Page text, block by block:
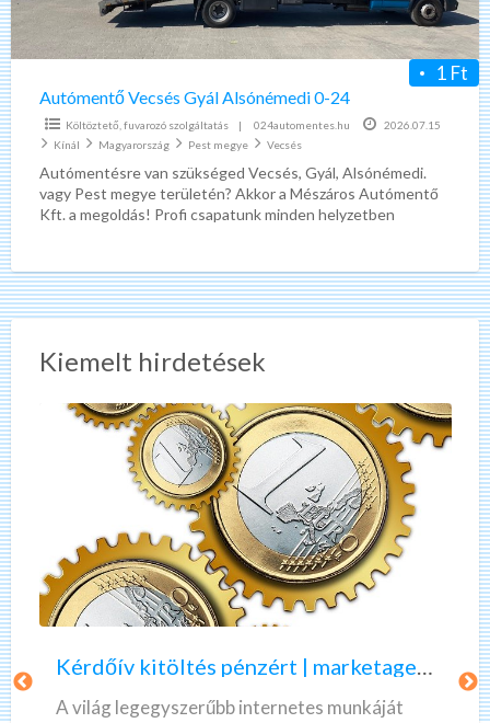
1 Ft
Autómentő Vecsés Gyál Alsónémedi 0-24
Költöztető, fuvarozó szolgáltatás | 024automentes.hu
2026.07.15
Kínál
Magyarország Pest megye Vecsés
Autómentésre van szükséged Vecsés, Gyál, Alsónémedi.
vagy Pest megye területén? Akkor a Mészáros Autómentő
Kft. a megoldás! Profi csapatunk minden helyzetben
Kiemelt hirdetések
r
d
Kérdőív kitöltés pénzért | marketagent | valós, fizető munka
A világ legegyszerűbb internetes munkáját
A
z
ö
n
n
e
k